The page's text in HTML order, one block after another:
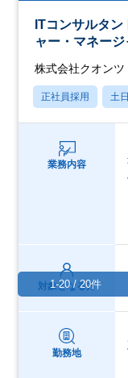
ITコンサルタ
ャー・マネー
株式会社クオン
正社員採用 土
業務内容
対象となる方
勤務地
1-20 / 20件